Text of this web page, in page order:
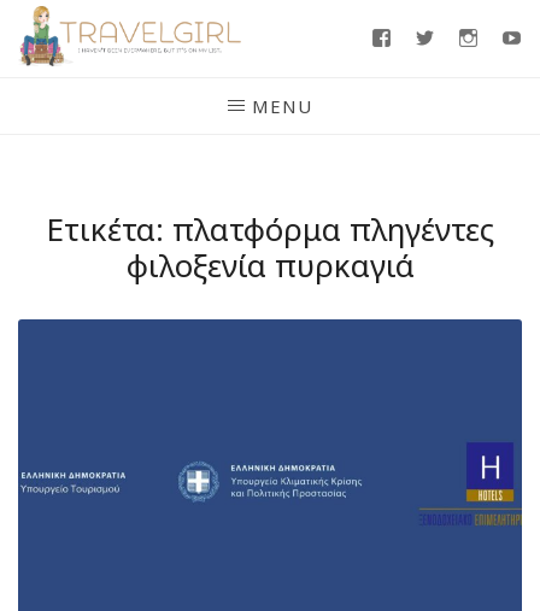
Skip
FacebookTwitter
MENU
Ετικέτα: πλατφόρμα πληγέντες
φιλοξενία πυρκαγιά